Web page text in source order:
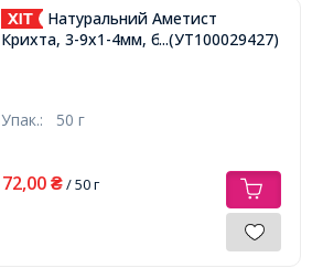
Натуральний Аметист
Крихта, 3-9x1-4мм, без Отвору,
...(УТ100029427)
Упак.: 50 г
72,00 ₴/ 50 г